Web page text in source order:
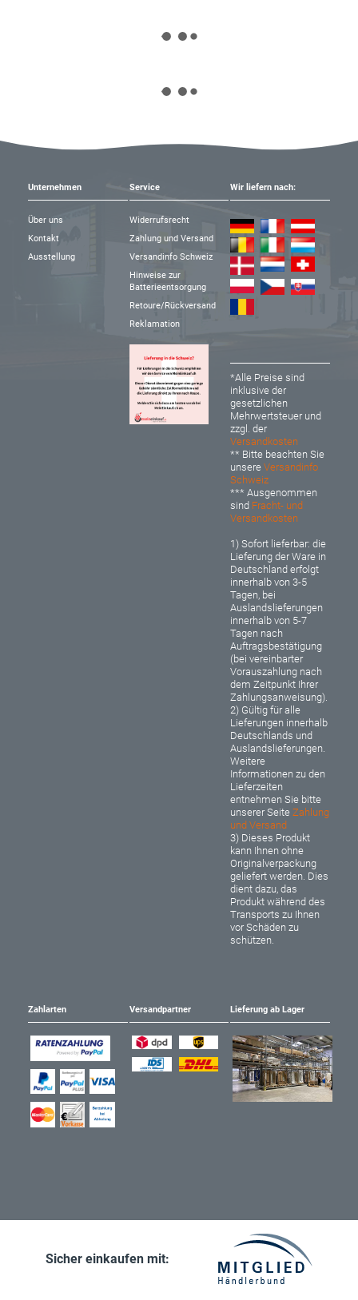
Unternehmen
Über uns
Kontakt
Ausstellung
Service
Widerrufsrecht
Zahlung und Versand
Versandinfo Schweiz
Hinweise zur
Batterieentsorgung
Retoure/Rückversand
Reklamation
Wir liefern nach:
*Alle Preise sind
inklusive der
gesetzlichen
Mehrwertsteuer und
zzgl. der
Versandkosten
** Bitte beachten Sie
unsereVersandinfo
Schweiz
*** Ausgenommen
sind Fracht- und
Versandkosten
1) Sofort lieferbar: die
Lieferung der Ware in
Deutschland erfolgt
innerhalb von 3-5
Tagen, bei
Auslandslieferungen
innerhalb von 5-7
Tagen nach
Auftragsbestätigung
(bei vereinbarter
Vorauszahlung nach
dem Zeitpunkt Ihrer
Zahlungsanweisung).
2) Gültig für alle
Lieferungen innerhalb
Deutschlands und
Auslandslieferungen.
Weitere
Informationen zu den
Lieferzeiten
entnehmen Sie bitte
unserer SeiteZahlung
und Versand
3) Dieses Produkt
kann Ihnen ohne
Originalverpackung
geliefert werden. Dies
dient dazu, das
Produkt während des
Transports zu Ihnen
vor Schäden zu
schützen.
Zahlarten Versandpartner Lieferung ab Lager
Sicher einkaufen mit: